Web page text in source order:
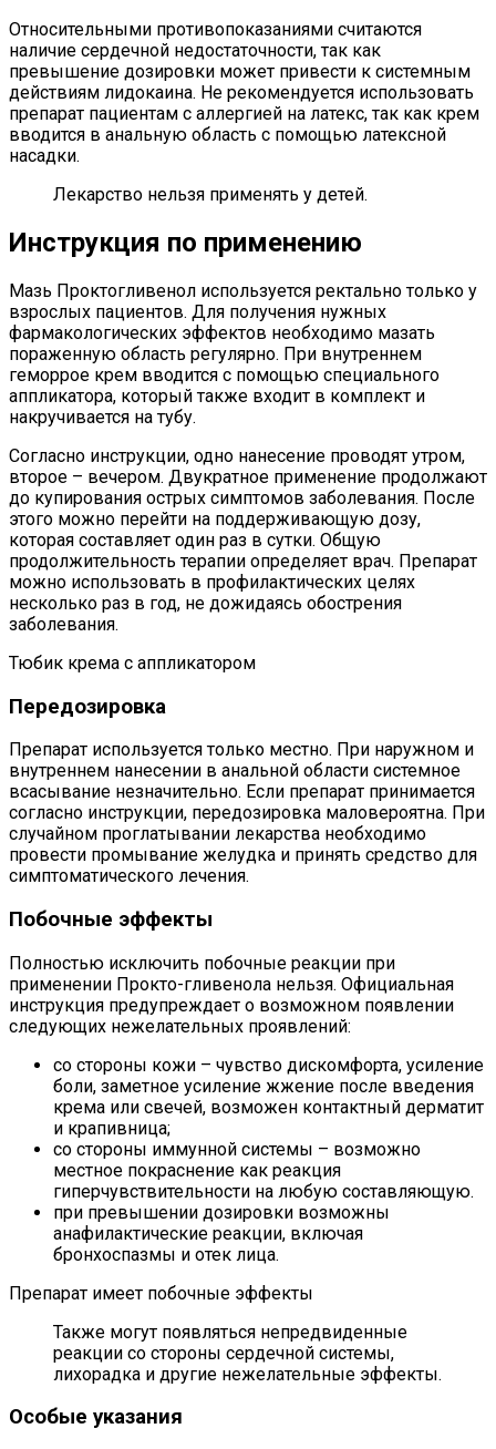
Относительными противопоказаниями считаются
наличие сердечной недостаточности, так как
превышение дозировки может привести к системным
действиям лидокаина. Не рекомендуется использовать
препарат пациентам с аллергией на латекс, так как крем
вводится в анальную область с помощью латексной
насадки.
Лекарство нельзя применять у детей.
Инструкция по применению
Мазь Проктогливенол используется ректально только у
взрослых пациентов. Для получения нужных
фармакологических эффектов необходимо мазать
пораженную область регулярно. При внутреннем
геморрое крем вводится с помощью специального
аппликатора, который также входит в комплект и
накручивается на тубу.
Согласно инструкции, одно нанесение проводят утром,
второе – вечером. Двукратное применение продолжают
до купирования острых симптомов заболевания. После
этого можно перейти на поддерживающую дозу,
которая составляет один раз в сутки. Общую
продолжительность терапии определяет врач. Препарат
можно использовать в профилактических целях
несколько раз в год, не дожидаясь обострения
заболевания.
Тюбик крема с аппликатором
Передозировка
Препарат используется только местно. При наружном и
внутреннем нанесении в анальной области системное
всасывание незначительно. Если препарат принимается
согласно инструкции, передозировка маловероятна. При
случайном проглатывании лекарства необходимо
провести промывание желудка и принять средство для
симптоматического лечения.
Побочные эффекты
Полностью исключить побочные реакции при
применении Прокто-гливенола нельзя. Официальная
инструкция предупреждает о возможном появлении
следующих нежелательных проявлений:
со стороны кожи – чувство дискомфорта, усиление
боли, заметное усиление жжение после введения
крема или свечей, возможен контактный дерматит
и крапивница;
со стороны иммунной системы – возможно
местное покраснение как реакция
гиперчувствительности на любую составляющую.
при превышении дозировки возможны
анафилактические реакции, включая
бронхоспазмы и отек лица.
Препарат имеет побочные эффекты
Также могут появляться непредвиденные
реакции со стороны сердечной системы,
лихорадка и другие нежелательные эффекты.
Особые указания